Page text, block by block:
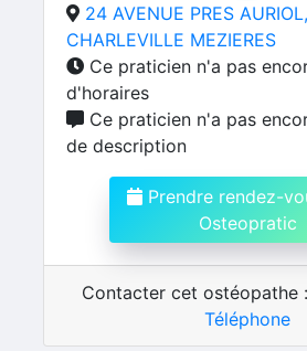
24 AVENUE PRES
CHARLEVILLE MEZIERES
Ce praticien n'a pas
d'horaires
Ce praticien n'a pas
de description
Prendre rendez-
Osteopratic
Contacter cet ostéopathe :
Téléphone